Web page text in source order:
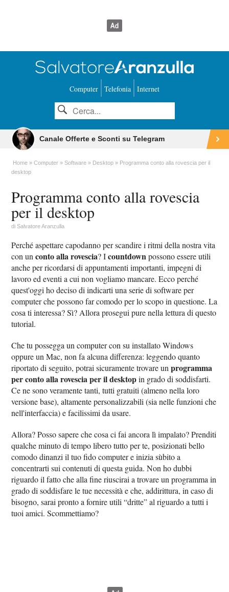
Computer Telefonia Internet
Canale Offerte e Sconti su Telegram
Home Computer Software Desktop
Programma conto alla rovescia per il
desktop
Programma conto alla rovescia
per il desktop
diSalvatore Aranzulla
Perché aspettare capodanno per scandire i ritmi della nostra vita
con unconto alla rovescia? Icountdownpossono essere utili
anche per ricordarsi di appuntamenti importanti, impegni di
lavoro ed eventi a cui non vogliamo mancare. Ecco perché
quest'oggi ho deciso di indicarti una serie di software per
computer che possono far comodo per lo scopo in questione. La
cosa ti interessa? Sì? Allora prosegui pure nella lettura di questo
tutorial.
Che tu possegga un computer con su installato Windows
oppure un Mac, non fa alcuna differenza: leggendo quanto
riportato di seguito, potrai sicuramente trovare unprogramma
per conto alla rovescia per il desktopin grado di soddisfarti.
Ce ne sono veramente tanti, tutti gratuiti (almeno nella loro
versione base), altamente personalizzabili (sia nelle funzioni che
nell'interfaccia) e facilissimi da usare.
Allora? Posso sapere che cosa ci fai ancora lì impalato? Prenditi
qualche minuto di tempo libero tutto per te, posizionati bello
comodo dinanzi il tuo fido computer e inizia sùbito a
concentrarti sui contenuti di questa guida. Non ho dubbi
riguardo il fatto che alla fine riuscirai a trovare un programma in
grado di soddisfare le tue necessità e che, addirittura, in caso di
bisogno, sarai pronto a fornire utili “dritte” al riguardo a tutti i
tuoi amici. Scommettiamo?